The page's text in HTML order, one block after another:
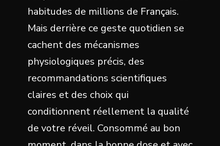
habitudes de millions de Français.
Mais derrière ce geste quotidien se
cachent des mécanismes
physiologiques précis, des
recommandations scientifiques
claires et des choix qui
conditionnent réellement la qualité
de votre réveil. Consommé au bon